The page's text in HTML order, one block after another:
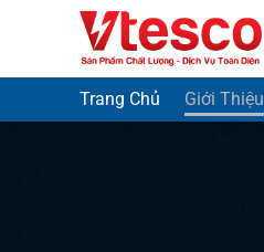
Trang Chủ Giới Thiệu